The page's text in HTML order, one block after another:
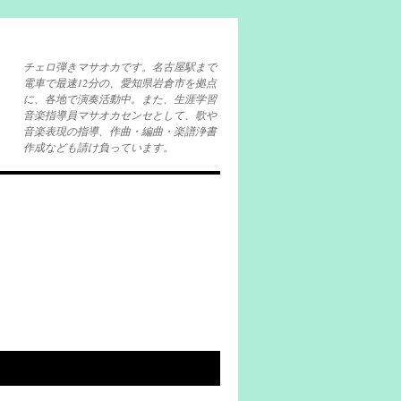
チェロ弾きマサオカです。名古屋駅まで
電車で最速12分の、愛知県岩倉市を拠点
に、各地で演奏活動中。また、生涯学習
音楽指導員マサオカセンセとして、歌や
音楽表現の指導、作曲・編曲・楽譜浄書
作成なども請け負っています。